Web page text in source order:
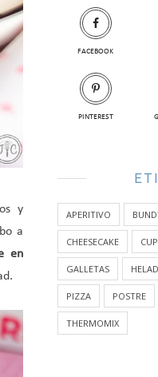
y
a
en
FACEBOOK
PINTEREST
APERITIVO
CHEESECAKE
GALLETAS
PIZZA POSTRE
THERMOMIX